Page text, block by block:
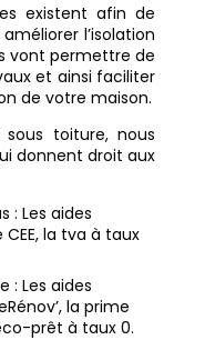
existent afin de
l’isolation
vont permettre de
et ainsi faciliter
de votre maison.
toiture, nous
donnent droit aux
: Les aides
la tva à taux
: Les aides
la prime
prêt à taux 0.